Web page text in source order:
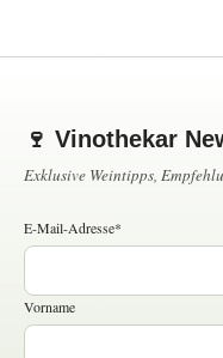
🍷 Vinothekar
Exklusive Weintipps,
E-Mail-Adresse*
Vorname